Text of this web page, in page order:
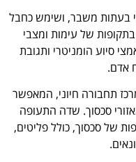
בעתות משבר, ושימש כחבל
של עימות ומצבי
סיוע הומניטרי ותגובת
אדם.
1 שימש גם כמרכז תחבורה חיוני, המאפשר
סכסוך. שדה התעופה
של סכסוך, כולל פליטים,